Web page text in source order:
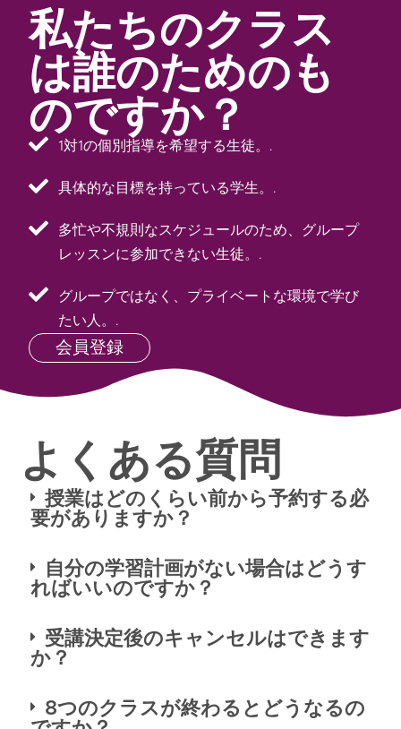
私たちのクラス
は誰のためのも
のですか？
1対1の個別指導を希望する生徒。.
具体的な目標を持っている学生。.
多忙や不規則なスケジュールのため、グループ
レッスンに参加できない生徒。.
グループではなく、プライベートな環境で学び
たい人。.
会員登録
よくある質問
授業はどのくらい前から予約する必
要がありますか？
自分の学習計画がない場合はどうす
ればいいのですか？
受講決定後のキャンセルはできます
か？
8つのクラスが終わるとどうなるの